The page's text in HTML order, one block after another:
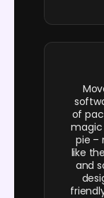
of
magic
pie –
like
and